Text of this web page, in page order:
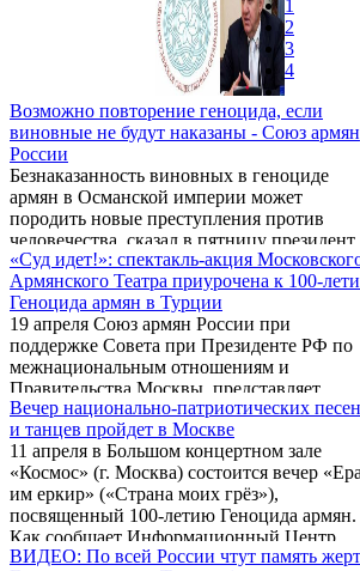
летию Геноцида армян.
Возможно повторение геноцида, если
виновные не будут наказаны - Союз армян
России
Безнаказанность виновных в геноциде
армян в Османской империи может
породить новые преступления против
человечества, сказал в пятницу президент
Союза армян России Ара Абрамян.
Годовщину геноцида армян в Османской
империи отмечают ежегодно 24 апреля.
Более двух тысяч мероприятий будут
проведены в российских городах, в том
числе в Москве.
«Суд идет!»: спектакль-акция
Армянского Театра приурочена к 100-
Геноцида армян в Турции
19 апреля Союз армян России при
поддержке Совета при Президенте РФ по
межнациональным отношениям и
Правительства Москвы, представляет
премьеру спектакля-акции «Суд идет!» в
постановке Московского Армянского
Театра.
Вечер национально-патриотических песен
и танцев пройдет в Москве
11 апреля в Большом концертном зале
«Космос» (г. Москва) состоится вечер
им еркир» («Страна моих грёз»),
посвященный 100-летию Геноцида армян.
Как сообщает Информационный Центр
газеты армян России «Еркрамас», вечер
ВИДЕО: По всей России чтут память
1
2
3
4